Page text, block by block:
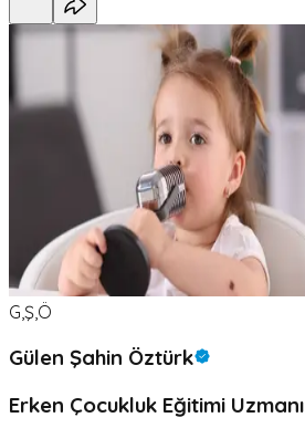
G,Ş,Ö
Gülen Şahin Öztürk
Erken Çocukluk Eğitimi Uzmanı